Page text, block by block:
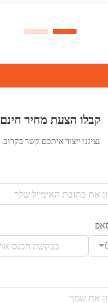
קבלו הצעת מחיר חינם
נציגנו ייצור איתכם קשר בקרוב.